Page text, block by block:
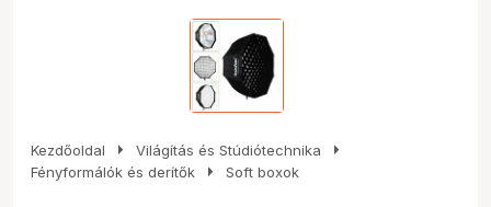
Kezdőoldal arrow_right Világítás és Stúdiótechnika arrow_right
Fényformálók és derítők arrow_right Soft boxok